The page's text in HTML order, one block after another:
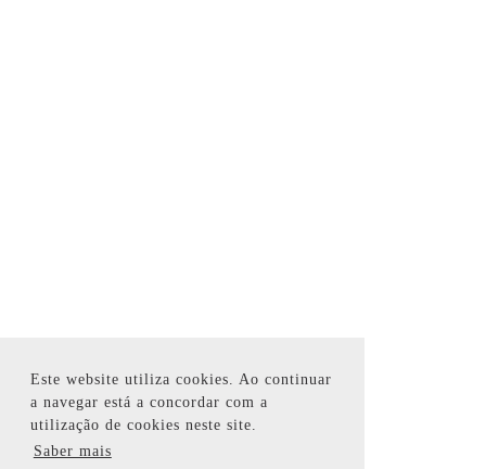
Este website utiliza cookies. Ao continuar
a navegar está a concordar com a
utilização de cookies neste site.
Saber mais